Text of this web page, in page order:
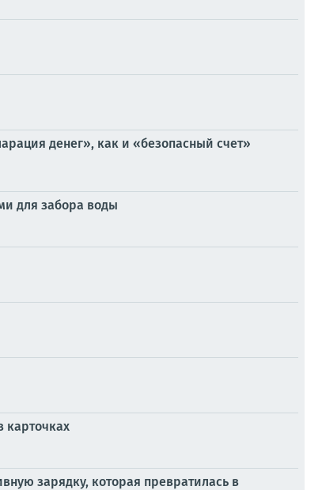
денег», как и «безопасный счет»
для забора воды
карточках
зарядку, которая превратилась в